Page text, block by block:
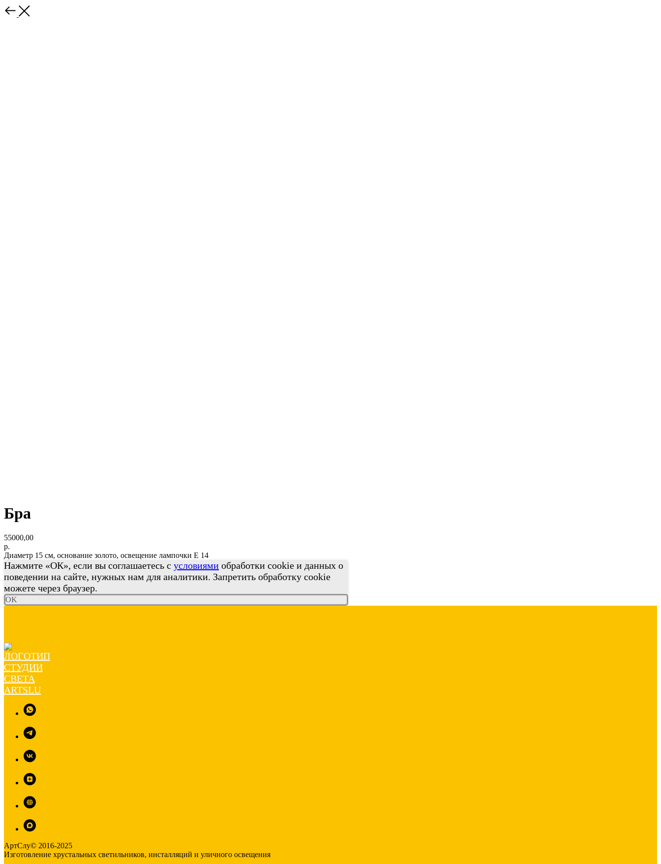
Бра
55000,00
р.
Диаметр 15 см, основание золото, освещение лампочки Е 14
Нажмите «ОК», если вы соглашаетесь с условиями обработки cookie и данных о
поведении на сайте, нужных нам для аналитики. Запретить обработку cookie
можете через браузер.
OK
АртСлу© 2016-2025
Изготовление хрустальных светильников, инсталляций и уличного освещения